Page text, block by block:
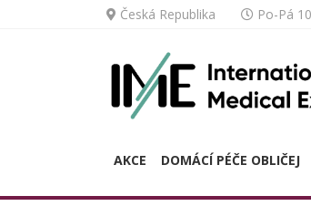
Česká Republika Po-Pá
AKCE DOMÁCÍ PÉČE OBLIČEJ